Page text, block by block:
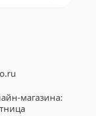
магазина: